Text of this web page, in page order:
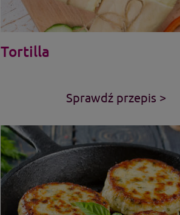
Tortilla
Sprawdź przepis >